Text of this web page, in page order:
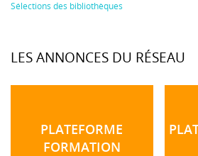
Sélections des bibliothèques
LES ANNONCES DU RÉSEAU
PLATEFORME
FORMATION